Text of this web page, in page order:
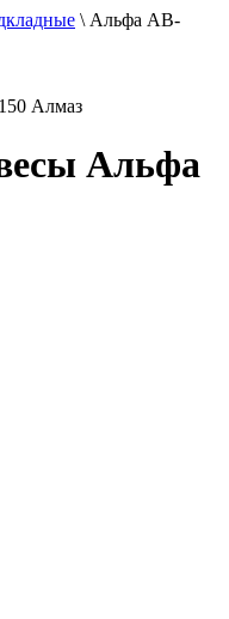
\ Альфа АВ-
Алмаз
Альфа